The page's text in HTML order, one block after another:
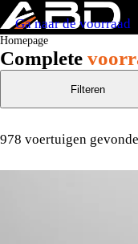
Homepage
Complete
Ga naar de voorraad
978 voertuigen
Filteren